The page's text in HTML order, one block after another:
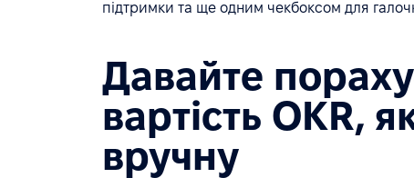
підтримки та ще одним чекбоксом для
Давайте
вартість OKR,
вручну